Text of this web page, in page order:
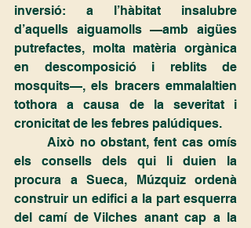
inversió: a l’hàbitat insalubre
d’aquells aiguamolls —amb aigües
putrefactes, molta matèria orgànica
en descomposició i reblits de
mosquits—, els bracers emmalaltien
tothora a causa de la severitat i
cronicitat de les febres palúdiques.
	Això no obstant, fent cas omís
els consells dels qui li duien la
procura a Sueca, Múzquiz ordenà
construir un edifici a la part esquerra
del camí de Vilches anant cap a la